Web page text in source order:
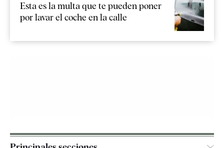
Esta es la multa que te pueden poner
por lavar el coche en la calle